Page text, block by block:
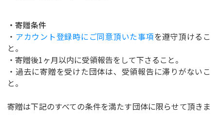
・寄贈条件
・ アカウント登録時にご同意頂いた事項を遵守頂けるこ
と。
・寄贈後1ヶ月以内に受領報告をして下さること。
・過去に寄贈を受けた団体は、受領報告に滞りがないこ
と。
寄贈は下記のすべての条件を満たす団体に限らせて頂きま